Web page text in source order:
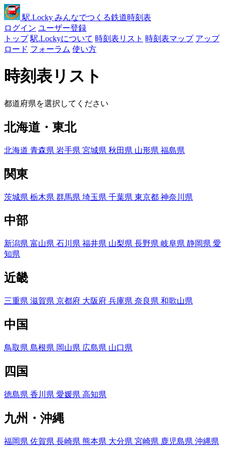
駅.Locky みんなでつくる鉄道時刻表
ログイン ユーザー登録
トップ 駅.Lockyについて 時刻表リスト 時刻表マップ アップ
ロード フォーラム 使い方
時刻表リスト
都道府県を選択してください
北海道・東北
北海道 青森県 岩手県 宮城県 秋田県 山形県 福島県
関東
茨城県 栃木県 群馬県 埼玉県 千葉県 東京都 神奈川県
中部
新潟県 富山県 石川県 福井県 山梨県 長野県 岐阜県 静岡県 愛
知県
近畿
三重県 滋賀県 京都府 大阪府 兵庫県 奈良県 和歌山県
中国
鳥取県 島根県 岡山県 広島県 山口県
四国
徳島県 香川県 愛媛県 高知県
九州・沖縄
福岡県 佐賀県 長崎県 熊本県 大分県 宮崎県 鹿児島県 沖縄県